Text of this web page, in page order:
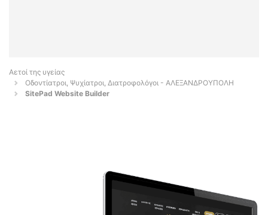
Αετοί της υγείας
Οδοντίατροι, Ψυχίατροι, Διατροφολόγοι - ΑΛΕΞΑΝΔΡΟΥΠΟΛΗ
SitePad Website Builder